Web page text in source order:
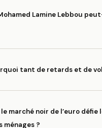
Lamine Lebbou
tant de retards et de
marché noir de l’euro défie
ménages ?